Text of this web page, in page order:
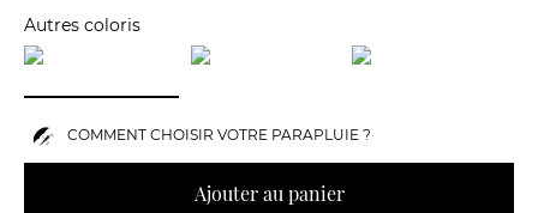
Autres coloris
COMMENT CHOISIR VOTRE PARAPLUIE ?
Ajouter au panier